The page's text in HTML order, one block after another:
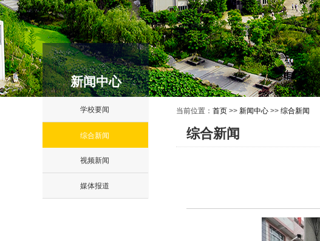
新闻中心
学校要闻
综合新闻
视频新闻
媒体报道
当前位置： 首页 >> 新闻中心 >> 综合新闻
综合新闻